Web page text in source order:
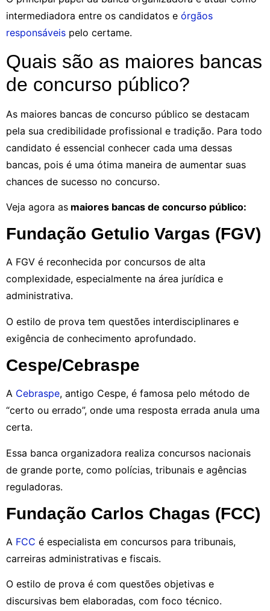
intermediadora entre os candidatos e órgãos
responsáveis pelo certame.
Quais são as maiores bancas
de concurso público?
As maiores bancas de concurso público se destacam
pela sua credibilidade profissional e tradição. Para todo
candidato é essencial conhecer cada uma dessas
bancas, pois é uma ótima maneira de aumentar suas
chances de sucesso no concurso.
Veja agora as maiores bancas de concurso público:
Fundação Getulio Vargas (FGV)
A FGV é reconhecida por concursos de alta
complexidade, especialmente na área jurídica e
administrativa.
O estilo de prova tem questões interdisciplinares e
exigência de conhecimento aprofundado.
Cespe/Cebraspe
A Cebraspe, antigo Cespe, é famosa pelo método de
“certo ou errado”, onde uma resposta errada anula uma
certa.
Essa banca organizadora realiza concursos nacionais
de grande porte, como polícias, tribunais e agências
reguladoras.
Fundação Carlos Chagas (FCC)
A FCC é especialista em concursos para tribunais,
carreiras administrativas e fiscais.
O estilo de prova é com questões objetivas e
discursivas bem elaboradas, com foco técnico.